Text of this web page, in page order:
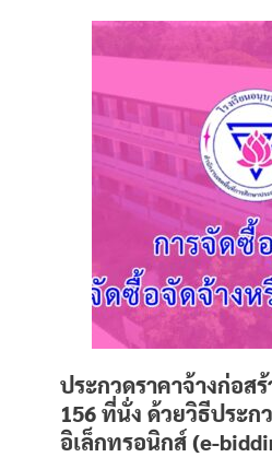
ประกวดราคาจ้างก่อส
156 ที่นั่ง ด้วยวิธีประก
อิเล็กทรอนิกส์ (e-